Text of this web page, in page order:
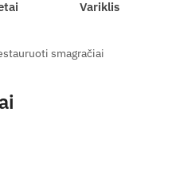
Variklis
smagračiai